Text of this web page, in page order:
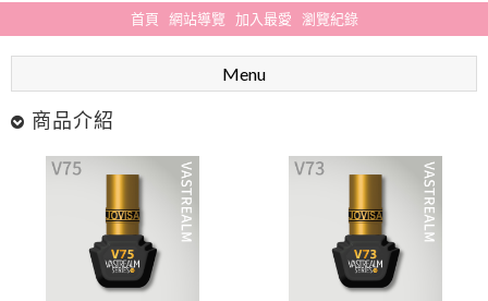
首頁 網站導覽 加入最愛 瀏覽紀錄
Menu
商品介紹